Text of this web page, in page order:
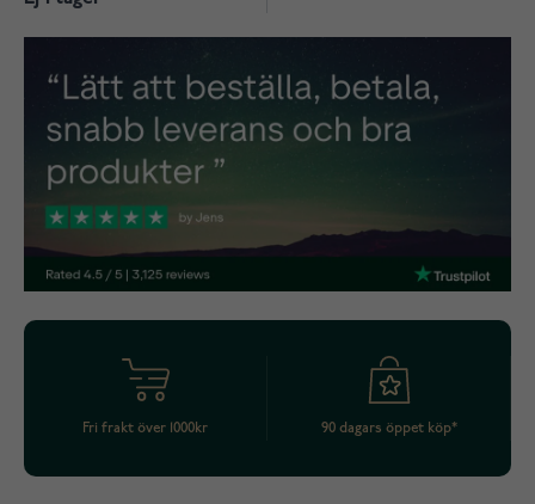
Fri frakt över 1000kr 90 dagars öppet köp*